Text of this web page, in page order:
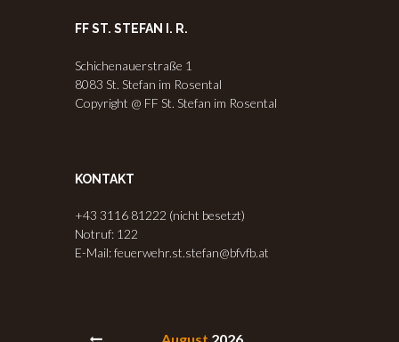
FF ST. STEFAN I. R.
Schichenauerstraße 1
8083 St. Stefan im Rosental
Copyright @ FF St. Stefan im Rosental
KONTAKT
+43 3116 81222 (nicht besetzt)
Notruf: 122
E-Mail: feuerwehr.st.stefan@bfvfb.at